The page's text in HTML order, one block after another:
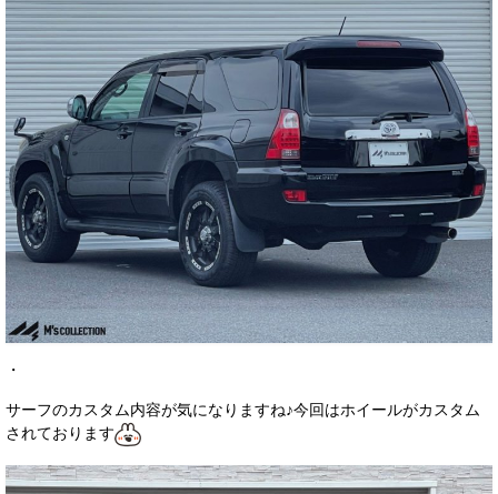
メールフォーム
電話はこちら
・
サーフのカスタム内容が気になりますね♪今回はホイールがカスタム
されております